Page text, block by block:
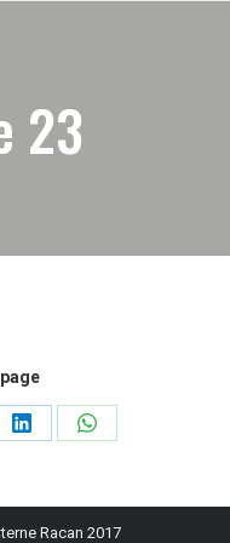
23
Partager
LinkedIn
Partager
WhatsApp
Racan 2017